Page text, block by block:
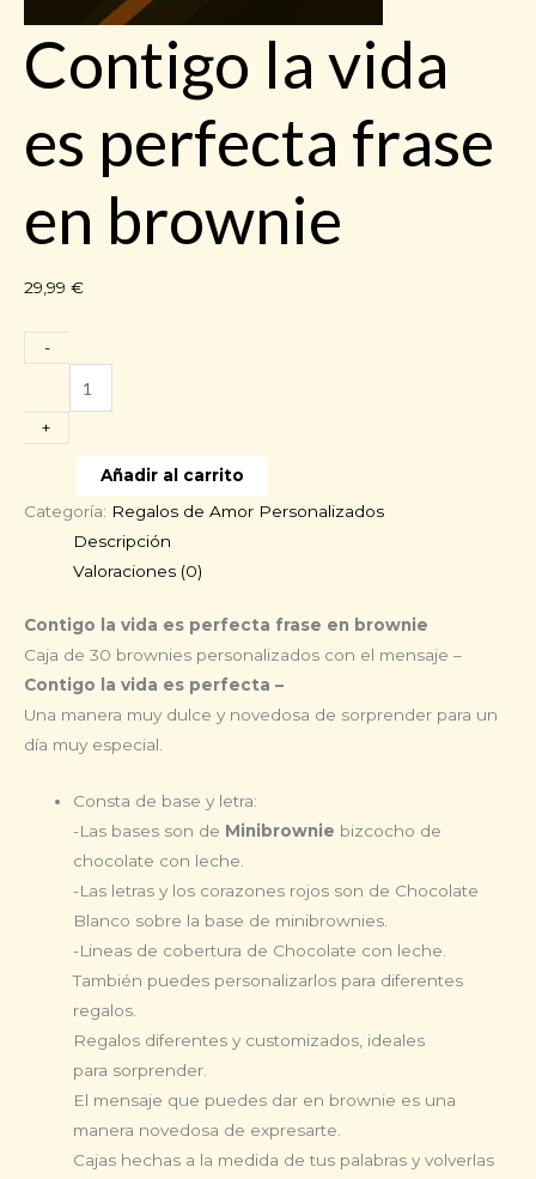
Contigo la vida
es perfecta frase
en brownie
29,99 €
-
la
vida
perfecta
cantidad
+
Añadir al carrito
Categoría: Regalos de Amor Personalizados
Descripción
Valoraciones (0)
Contigo la vida es perfecta frase en brownie
Caja de 30 brownies personalizados con el mensaje –
Contigo la vida es perfecta –
Una manera muy dulce y novedosa de sorprender para un
día muy especial.
Consta de base y letra:
-Las bases son de Minibrownie bizcocho de
chocolate con leche.
-Las letras y los corazones rojos son de Chocolate
Blanco sobre la base de minibrownies.
-Lineas de cobertura de Chocolate con leche.
También puedes personalizarlos para diferentes
regalos.
Regalos diferentes y customizados, ideales
para sorprender.
El mensaje que puedes dar en brownie es una
manera novedosa de expresarte.
Cajas hechas a la medida de tus palabras y volverlas